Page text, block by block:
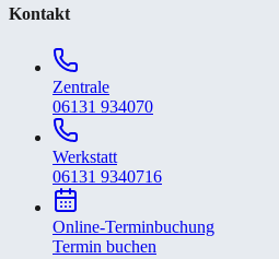
Kontakt
Zentrale
06131 934070
Werkstatt
06131 9340716
Online-Terminbuchung
Termin buchen